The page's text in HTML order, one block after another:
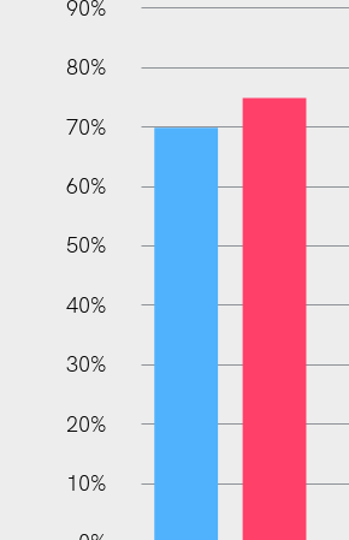
L
90%
80%
70%
60%
50%
40%
30%
20%
10%